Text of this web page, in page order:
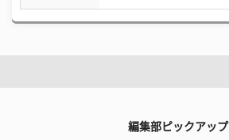
編集部ピックアップ